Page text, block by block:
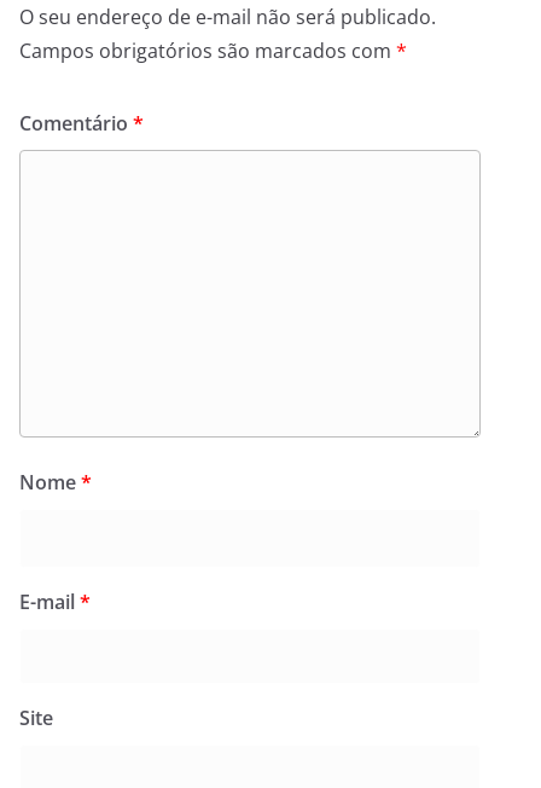
O seu endereço de e-mail não será publicado.
Campos obrigatórios são marcados com *
Comentário *
Nome*
E-mail*
Site